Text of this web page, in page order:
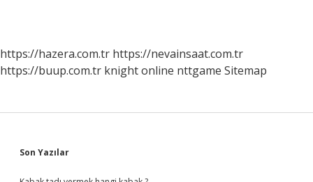
https://hazera.com.tr https://nevainsaat.com.tr
https://buup.com.tr knight online nttgame Sitemap
Sidebar
Son Yazılar